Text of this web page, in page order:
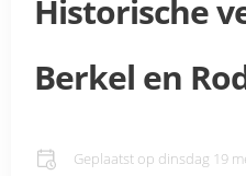
Historische
Berkel en
Geplaatst op dinsdag 19